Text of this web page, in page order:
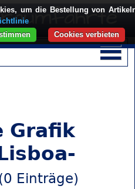
Grafik
(0 Einträge)
um die Bestellung von
Cookies verbieten